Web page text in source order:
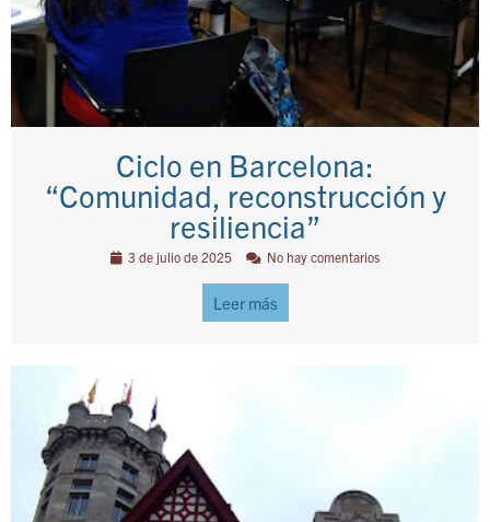
Ciclo en Barcelona:
“Comunidad, reconstrucción y
resiliencia”
3 de julio de 2025 No hay comentarios
Leer más